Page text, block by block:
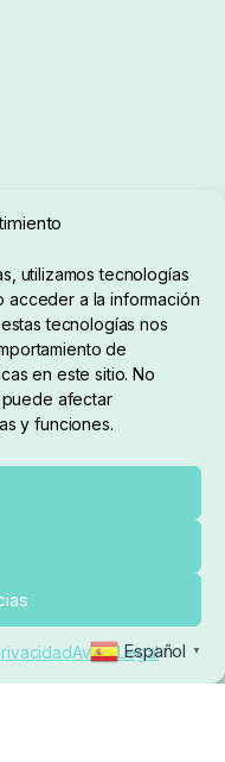
utilizamos tecnologías
acceder a la información
tecnologías nos
de
en este sitio. No
afectar
y funciones.
Aviso Legal
horas y 17:00 a
Español ▼